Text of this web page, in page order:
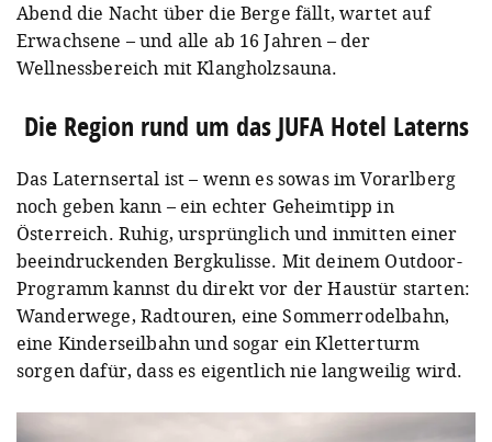
Abend die Nacht über die Berge fällt, wartet auf
Erwachsene – und alle ab 16 Jahren – der
Wellnessbereich mit Klangholzsauna.
Die Region rund um das JUFA Hotel Laterns
Das Laternsertal ist – wenn es sowas im Vorarlberg
noch geben kann – ein echter Geheimtipp in
Österreich. Ruhig, ursprünglich und inmitten einer
beeindruckenden Bergkulisse. Mit deinem Outdoor-
Programm kannst du direkt vor der Haustür starten:
Wanderwege, Radtouren, eine Sommerrodelbahn,
eine Kinderseilbahn und sogar ein Kletterturm
sorgen dafür, dass es eigentlich nie langweilig wird.